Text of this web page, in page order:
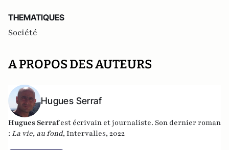
THEMATIQUES
Société
A PROPOS DES AUTEURS
Hugues Serraf
Hugues Serrafest écrivain et journaliste. Son dernier roman
: La vie, au fond, Intervalles, 2022